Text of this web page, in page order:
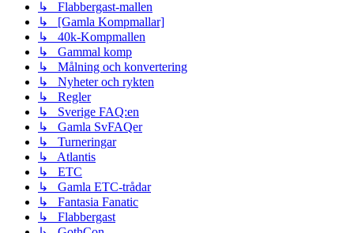
↳ Flabbergast-mallen
↳ [Gamla Kompmallar]
↳ 40k-Kompmallen
↳ Gammal komp
↳ Målning och konvertering
↳ Nyheter och rykten
↳ Regler
↳ Sverige FAQ:en
↳ Gamla SvFAQer
↳ Turneringar
↳ Atlantis
↳ ETC
↳ Gamla ETC-trådar
↳ Fantasia Fanatic
↳ Flabbergast